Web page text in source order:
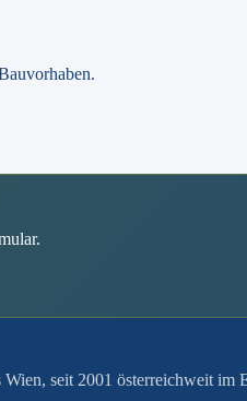
seit 2001 österreichweit im